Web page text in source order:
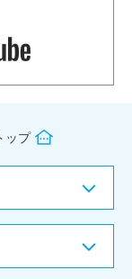
ップ